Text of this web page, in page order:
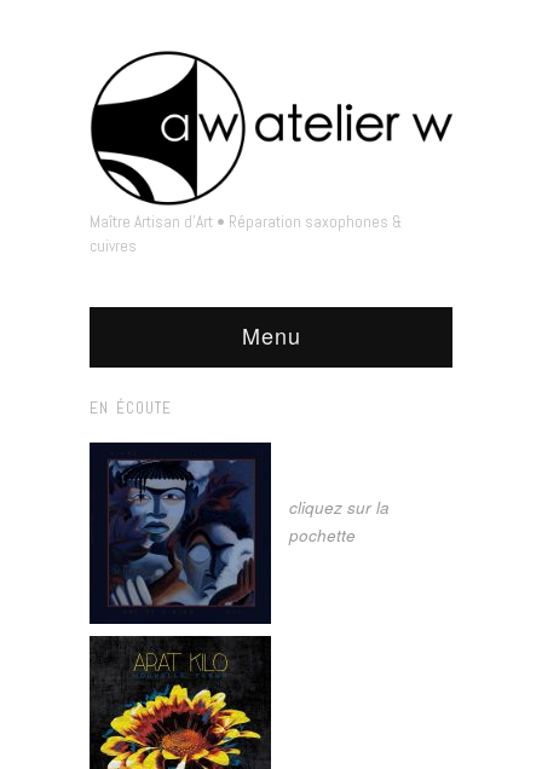
Maître Artisan d'Art • Réparation saxophones &
cuivres
Menu
EN ÉCOUTE
cliquez sur la
pochette